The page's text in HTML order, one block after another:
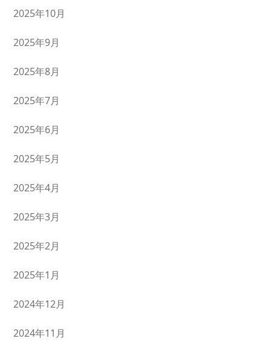
2025年10月
2025年9月
2025年8月
2025年7月
2025年6月
2025年5月
2025年4月
2025年3月
2025年2月
2025年1月
2024年12月
2024年11月